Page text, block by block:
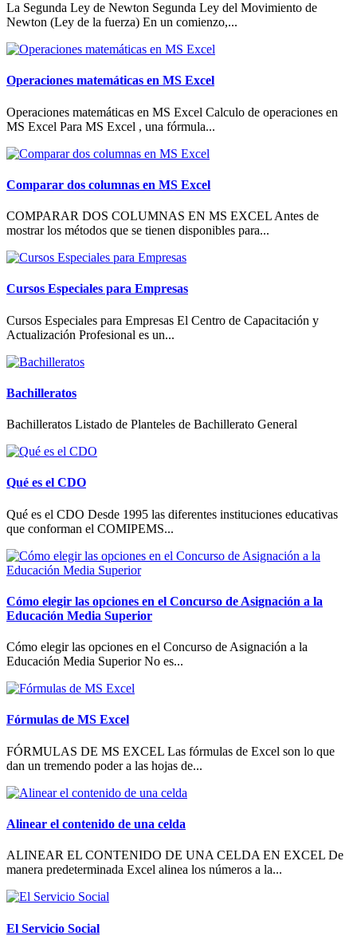
La Segunda Ley de Newton Segunda Ley del Movimiento de
Newton (Ley de la fuerza) En un comienzo,...
Operaciones matemáticas en MS Excel
Operaciones matemáticas en MS Excel Calculo de operaciones en
MS Excel Para MS Excel , una fórmula...
Comparar dos columnas en MS Excel
COMPARAR DOS COLUMNAS EN MS EXCEL Antes de
mostrar los métodos que se tienen disponibles para...
Cursos Especiales para Empresas
Cursos Especiales para Empresas El Centro de Capacitación y
Actualización Profesional es un...
Bachilleratos
Bachilleratos Listado de Planteles de Bachillerato General
Qué es el CDO
Qué es el CDO Desde 1995 las diferentes instituciones educativas
que conforman el COMIPEMS...
Cómo elegir las opciones en el Concurso de Asignación a la
Educación Media Superior
Cómo elegir las opciones en el Concurso de Asignación a la
Educación Media Superior No es...
Fórmulas de MS Excel
FÓRMULAS DE MS EXCEL Las fórmulas de Excel son lo que
dan un tremendo poder a las hojas de...
Alinear el contenido de una celda
ALINEAR EL CONTENIDO DE UNA CELDA EN EXCEL De
manera predeterminada Excel alinea los números a la...
El Servicio Social